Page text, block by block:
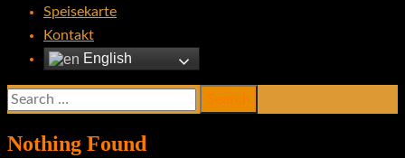
Speisekarte
Kontakt
English
Search
Nothing Found